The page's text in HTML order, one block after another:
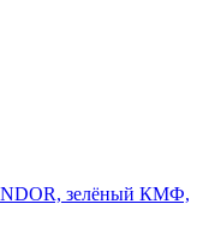
зелёный КМФ,